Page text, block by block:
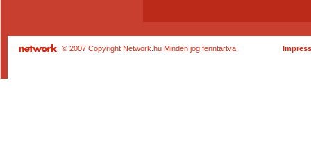
© 2007 Copyright Network.hu Minden jog fenntartva.